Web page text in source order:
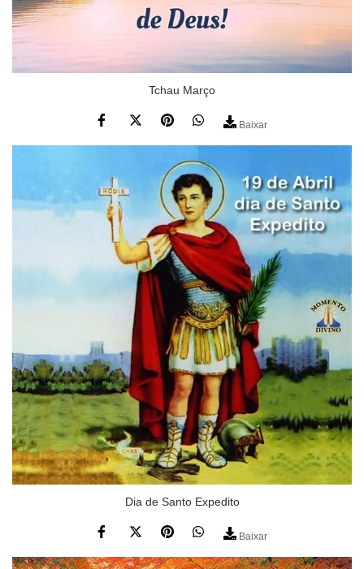
Tchau Março
Baixar
Dia de Santo Expedito
Baixar